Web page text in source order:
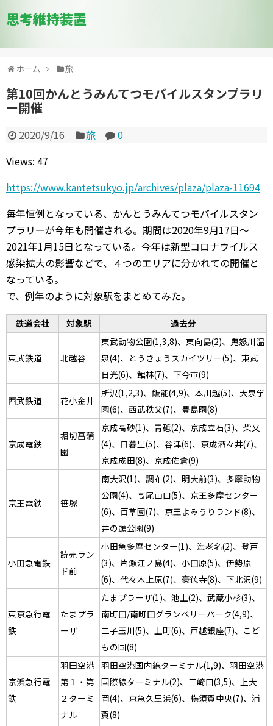
思考維持装置
ホーム 旅
第10回かんとうみんてつモバイルスタンプラリ
ー開催
2020/9/16 旅
0
Views: 47
https://www.kantetsukyo.jp/archives/plaza/plaza-11694
毎年恒例となっている、かんとうみんてつモバイルスタン
プラリーが今年も開催される。期間は2020年9月17日～
2021年1月15日となっている。今年は新型コロナウイルス
感染拡大の影響などで、４つのエリアに分かれての開催と
なっている。
で、例年のように対象駅をまとめてみた。
鉄道会社 対象駅 過去分
東武鉄道 北越谷
東武動物公園(1,3,8)、東向島(2)、鬼怒川温
泉(4)、とうきょうスカイツリー(5)、東武
日光(6)、館林(7)、下今市(9)
西武鉄道 花小金井
所沢(1,2,3)、飯能(4,9)、本川越(5)、大泉学
園(6)、西武秩父(7)、豊島園(8)
京成電鉄
堀切菖蒲
園
京成高砂(1)、青砥(2)、京成立石(3)、柴又
(4)、日暮里(5)、谷津(6)、京成酒々井(7)、
京成成田(8)、京成佐倉(9)
京王電鉄 笹塚
南大沢(1)、調布(2)、明大前(3)、多摩動物
公園(4)、高尾山口(5)、京王多摩センター
(6)、百草園(7)、京王よみうりランド(8)、
井の頭公園(9)
小田急電鉄
読売ラン
ド前
小田急多摩センター(1)、海老名(2)、登戸
(3)、片瀬江ノ島(4)、小田原(5)、伊勢原
(6)、代々木上原(7)、豪徳寺(8)、下北沢(9)
東京急行電
鉄
たまプラ
ーザ
たまプラーザ(1)、池上(2)、武蔵小杉(3)、
南町田/南町田グランベリーパーク(4,9)、
二子玉川(5)、上町(6)、戸越銀座(7)、こど
もの国(8)
京浜急行電
鉄
羽田空港
第１・第
２ターミ
ナル
羽田空港国内線ターミナル(1,9)、羽田空港
国際線ターミナル(2)、三崎口(3,5)、上大
岡(4)、京急久里浜(6)、横須賀中央(7)、浦
賀(8)